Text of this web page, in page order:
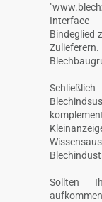
Interface
Bindeglied
Sollten